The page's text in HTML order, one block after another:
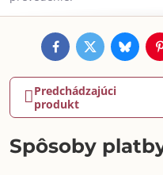
FacebookTwitter
Predchádzajúci
produkt
Spôsoby